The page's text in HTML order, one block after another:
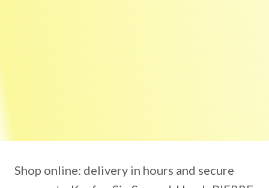
Shop online: delivery in hours and secure